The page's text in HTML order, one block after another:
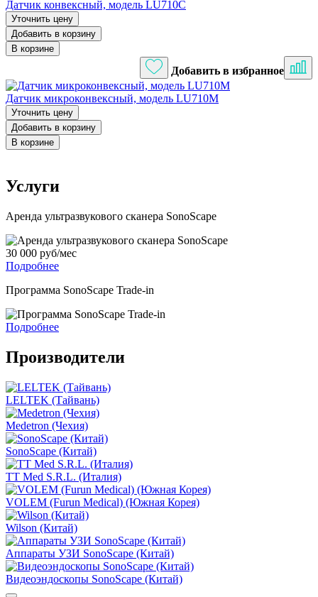
Датчик конвексный, модель LU710C
Уточнить цену
Добавить в корзину
В корзине
Добавить в избранное
Датчик микроконвексный, модель LU710M
Уточнить цену
Добавить в корзину
В корзине
Услуги
Аренда ультразвукового сканера SonoScape
30 000 руб/мес
Подробнее
Программа SonoScape Trade-in
Подробнее
Производители
LELTEK (Тайвань)
Medetron (Чехия)
SonoScape (Китай)
TT Med S.R.L. (Италия)
VOLEM (Furun Medical) (Южная Корея)
Wilson (Китай)
Аппараты УЗИ SonoScape (Китай)
Видеоэндоскопы SonoScape (Китай)